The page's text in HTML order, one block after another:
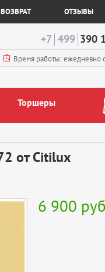
ОТЗЫВЫ
+7 499 390
Время работы: ежедневно
Торшеры
от Citilux
6 900 руб